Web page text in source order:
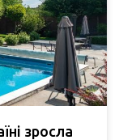
зросла